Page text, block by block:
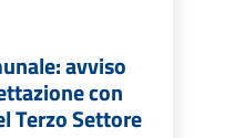
avviso
con
Terzo Settore